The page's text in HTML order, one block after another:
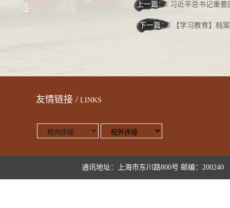
上一篇： 习近平总书记重
下一篇： 【学习教育】档
友情链接 / LINKS
通讯地址：上海市东川路800号 邮编：